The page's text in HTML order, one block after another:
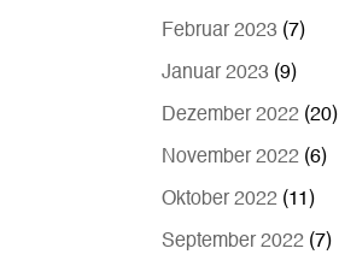
Februar 2023 (7)
Januar 2023 (9)
Dezember 2022 (20)
November 2022 (6)
Oktober 2022 (11)
September 2022 (7)